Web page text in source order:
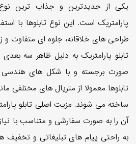
یکی از جدیدترین و جذاب ترین نوع
پارامتریک است. این نوع تابلوها با
طراحی های خلاقانه، جلوه ای متفاوت و
تابلو پارامتریک به دلیل ظاهر سه
صورت برجسته و با شکل های هندسی
ساخته می شوند. مزیت اصلی تابلو
آن را به صورت سفارشی و متناسب با
به راحتی پیام های تبلیغاتی و تخفیف